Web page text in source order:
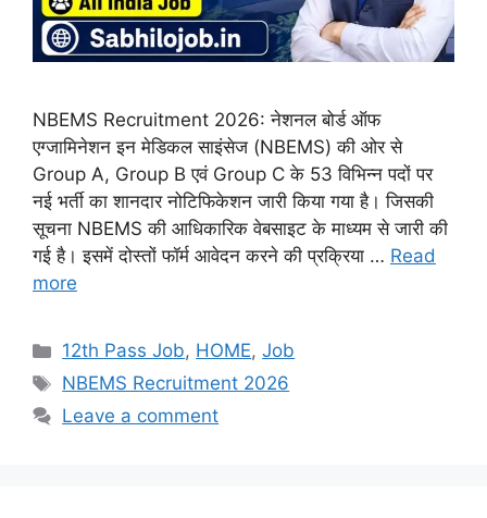
NBEMS Recruitment 2026: नेशनल बोर्ड ऑफ
एग्जामिनेशन इन मेडिकल साइंसेज (NBEMS) की ओर से
Group A, Group B एवं Group C के 53 विभिन्न पदों पर
नई भर्ती का शानदार नोटिफिकेशन जारी किया गया है। जिसकी
सूचना NBEMS की आधिकारिक वेबसाइट के माध्यम से जारी की
गई है। इसमें दोस्तों फॉर्म आवेदन करने की प्रक्रिया … Read
more
Categories
12th Pass Job, HOME,Job
Tags
NBEMS Recruitment 2026
Leave a comment